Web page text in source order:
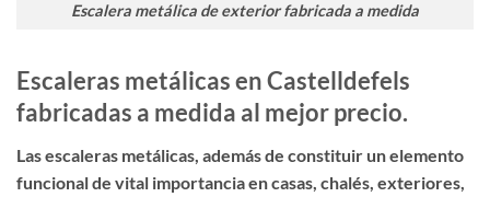
Escalera metálica de exterior fabricada a medida
Escaleras metálicas en Castelldefels
fabricadas a medida al mejor precio.
Las escaleras metálicas, además de constituir un elemento
funcional de vital importancia en casas, chalés, exteriores,